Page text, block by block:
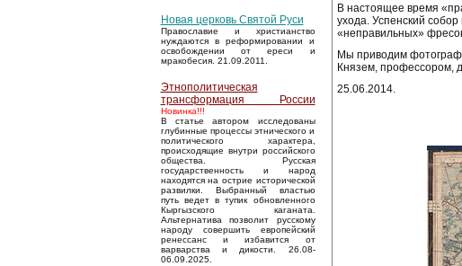
Новая церковь Святой Руси
Православие и христианство
нуждаются в реформировании и
освобождении от ереси и
мракобесия. 21.09.2011.
Этнополитическая
трансформация России
Новинка!!!
В статье автором исследованы
глубинные процессы этнического и
политического характера,
происходящие внутри российского
общества. Русская
государственность и народ
находятся на острие исторической
развилки. Выбранный властью
путь ведет в тупик обновленного
Кыргызского каганата.
Альтернатива позволит русскому
народу совершить европейский
ренессанс и избавится от
варварства и дикости. 26.08-
06.09.2025.
В настоящее время
ухода. Успенский
«неправильных»
Мы приводим
Князем, профессором,
25.06.2014.